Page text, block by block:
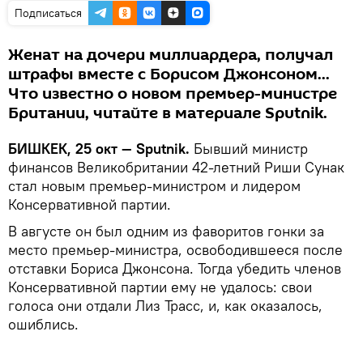
Подписаться
Женат на дочери миллиардера, получал
штрафы вместе с Борисом Джонсоном...
Что известно о новом премьер-министре
Британии, читайте в материале Sputnik.
БИШКЕК, 25 окт — Sputnik. Бывший министр
финансов Великобритании 42-летний Риши Сунак
стал новым премьер-министром и лидером
Консервативной партии.
В августе он был одним из фаворитов гонки за
место премьер-министра, освободившееся после
отставки Бориса Джонсона. Тогда убедить членов
Консервативной партии ему не удалось: свои
голоса они отдали Лиз Трасс, и, как оказалось,
ошиблись.